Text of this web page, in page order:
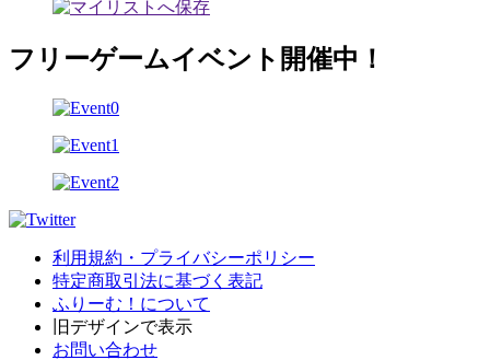
フリーゲームイベント開催中！
利用規約・プライバシーポリシー
特定商取引法に基づく表記
ふりーむ！について
旧デザインで表示
お問い合わせ